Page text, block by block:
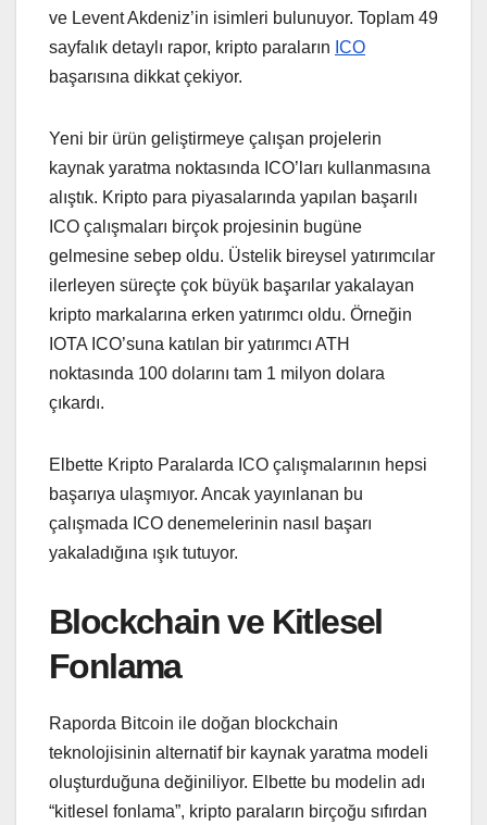
ve Levent Akdeniz’in isimleri bulunuyor. Toplam 49
sayfalık detaylı rapor, kripto paraların ICO
başarısına dikkat çekiyor.
Yeni bir ürün geliştirmeye çalışan projelerin
kaynak yaratma noktasında ICO’ları kullanmasına
alıştık. Kripto para piyasalarında yapılan başarılı
ICO çalışmaları birçok projesinin bugüne
gelmesine sebep oldu. Üstelik bireysel yatırımcılar
ilerleyen süreçte çok büyük başarılar yakalayan
kripto markalarına erken yatırımcı oldu. Örneğin
IOTA ICO’suna katılan bir yatırımcı ATH
noktasında 100 dolarını tam 1 milyon dolara
çıkardı.
Elbette Kripto Paralarda ICO çalışmalarının hepsi
başarıya ulaşmıyor. Ancak yayınlanan bu
çalışmada ICO denemelerinin nasıl başarı
yakaladığına ışık tutuyor.
Blockchain ve Kitlesel
Fonlama
Raporda Bitcoin ile doğan blockchain
teknolojisinin alternatif bir kaynak yaratma modeli
oluşturduğuna değiniliyor. Elbette bu modelin adı
“kitlesel fonlama”, kripto paraların birçoğu sıfırdan